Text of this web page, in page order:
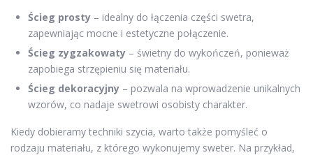
Ścieg prosty – idealny do łączenia części swetra,
zapewniając mocne i estetyczne połączenie.
Ścieg zygzakowaty – świetny do wykończeń, ponieważ
zapobiega strzępieniu się materiału.
Ścieg dekoracyjny – pozwala na wprowadzenie unikalnych
wzorów, co nadaje swetrowi osobisty charakter.
Kiedy dobieramy techniki szycia, warto także pomyśleć o
rodzaju materiału, z którego wykonujemy sweter. Na przykład,